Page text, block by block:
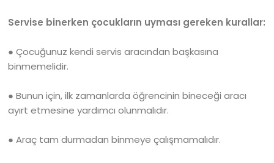
Servise binerken çocukların uyması gereken kurallar:
● Çocuğunuz kendi servis aracından başkasına
binmemelidir.
● Bunun için, ilk zamanlarda öğrencinin bineceği aracı
ayırt etmesine yardımcı olunmalıdır.
● Araç tam durmadan binmeye çalışmamalıdır.